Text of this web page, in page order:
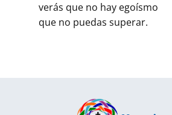
verás que no hay egoísmo
que no puedas superar.